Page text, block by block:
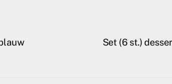
Set (6 st.)